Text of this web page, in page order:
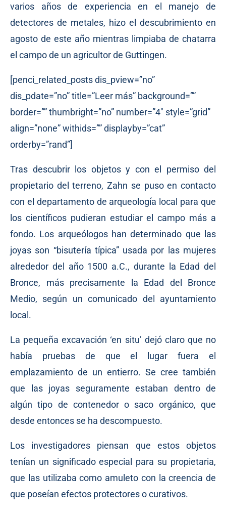
varios años de experiencia en el manejo de
detectores de metales, hizo el descubrimiento en
agosto de este año mientras limpiaba de chatarra
el campo de un agricultor de Guttingen.
[penci_related_posts dis_pview=”no”
dis_pdate=”no” title=”Leer más” background=””
border=”” thumbright=”no” number=”4″ style=”grid”
align=”none” withids=”” displayby=”cat”
orderby=”rand”]
Tras descubrir los objetos y con el permiso del
propietario del terreno, Zahn se puso en contacto
con el departamento de arqueología local para que
los científicos pudieran estudiar el campo más a
fondo. Los arqueólogos han determinado que las
joyas son “bisutería típica” usada por las mujeres
alrededor del año 1500 a.C., durante la Edad del
Bronce, más precisamente la Edad del Bronce
Medio, según uncomunicado del ayuntamiento
local.
La pequeña excavación ‘en situ’ dejó claro que no
había pruebas de que el lugar fuera el
emplazamiento de un entierro. Se cree también
que las joyas seguramente estaban dentro de
algún tipo de contenedor o saco orgánico, que
desde entonces se ha descompuesto.
Los investigadores piensan que estos objetos
tenían un significado especial para su propietaria,
que las utilizaba como amuleto con la creencia de
que poseían efectos protectores o curativos.